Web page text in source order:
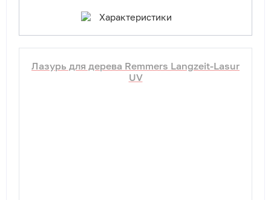
Характеристики
Лазурь для дерева Remmers Langzeit-Lasur
UV